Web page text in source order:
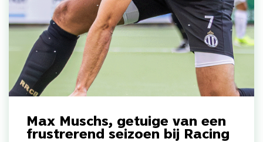
Max Muschs, getuige van een
frustrerend seizoen bij Racing